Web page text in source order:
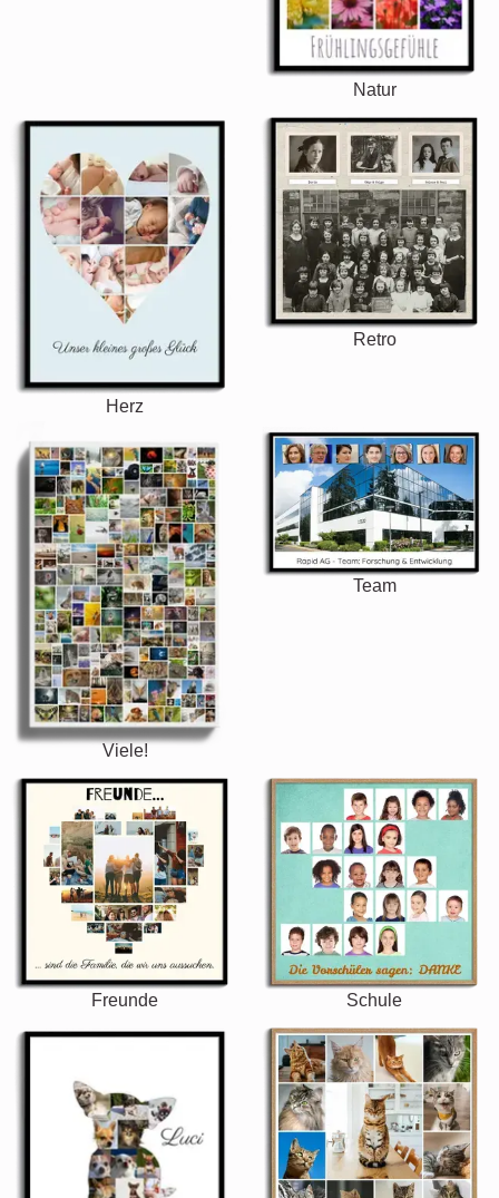
Natur
Herz
Retro
Viele!
Team
Freunde Schule